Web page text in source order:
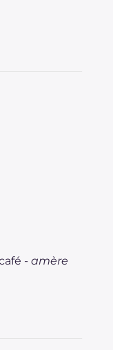
- amère